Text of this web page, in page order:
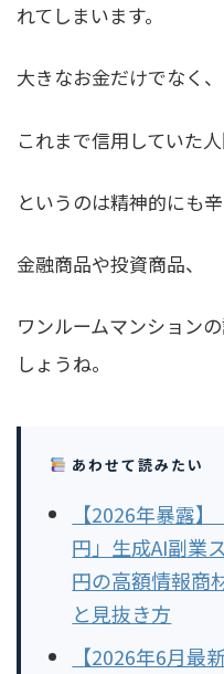
れてしまいます。
大きなお金だけでなく、
これまで信用していた人
というのは精神的にも辛
金融商品や投資商品、
ワンルームマンション
しょうね。
あわせて読みたい
【2026年暴露
円」生成AI副業
円の高額情報商
と見抜き方
【2026年6月最